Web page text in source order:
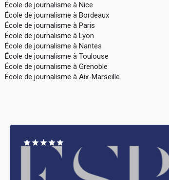
École de journalisme à Nice
École de journalisme à Bordeaux
École de journalisme à Paris
École de journalisme à Lyon
École de journalisme à Nantes
École de journalisme à Toulouse
École de journalisme à Grenoble
École de journalisme à Aix-Marseille